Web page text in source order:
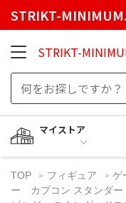
STRIKT-
STRIKT-
マイストア
TOP フィギュア ゲ
ー カプコン スタンダー